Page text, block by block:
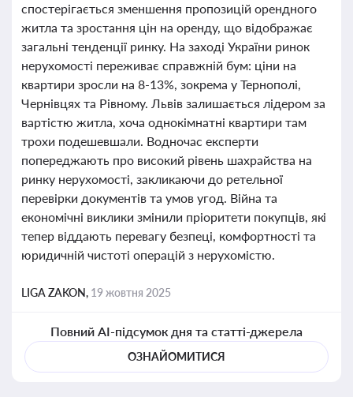
спостерігається зменшення пропозицій орендного
житла та зростання цін на оренду, що відображає
загальні тенденції ринку. На заході України ринок
нерухомості переживає справжній бум: ціни на
квартири зросли на 8-13%, зокрема у Тернополі,
Чернівцях та Рівному. Львів залишається лідером за
вартістю житла, хоча однокімнатні квартири там
трохи подешевшали. Водночас експерти
попереджають про високий рівень шахрайства на
ринку нерухомості, закликаючи до ретельної
перевірки документів та умов угод. Війна та
економічні виклики змінили пріоритети покупців, які
тепер віддають перевагу безпеці, комфортності та
юридичній чистоті операцій з нерухомістю.
LIGA ZAKON, 19 жовтня 2025
Повний AI-підсумок дня та статті-джерела
ОЗНАЙОМИТИСЯ